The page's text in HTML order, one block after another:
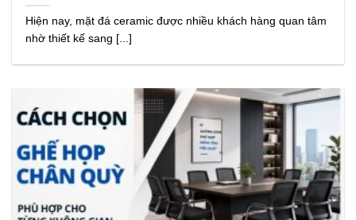
Hiện nay, mặt đá ceramic được nhiều khách hàng quan tâm
nhờ thiết kế sang [...]